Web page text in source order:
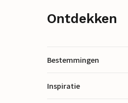
Ontdekken
Bestemmingen
Inspiratie